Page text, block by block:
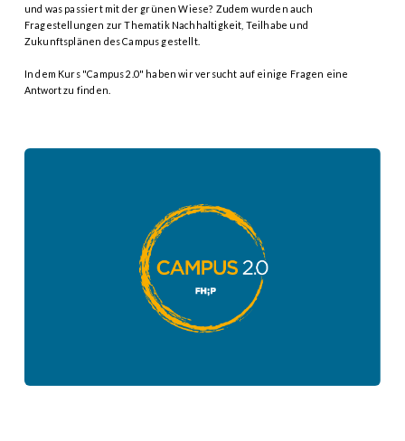
und was passiert mit der grünen Wiese? Zudem wurden auch
Fragestellungen zur Thematik Nachhaltigkeit, Teilhabe und
Zukunftsplänen des Campus gestellt.
In dem Kurs "Campus 2.0" haben wir versucht auf einige Fragen eine
Antwort zu finden.